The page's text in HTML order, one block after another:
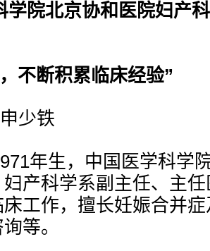
学院北京协和医院妇产
不断积累临床经验”
少铁
年生，中国医学科学
产科学系副主任、主
工作，擅长妊娠合并
等。